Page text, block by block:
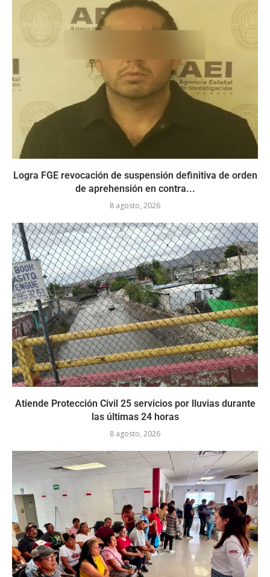
Logra FGE revocación de suspensión definitiva de orden
de aprehensión en contra...
8 agosto, 2026
Atiende Protección Civil 25 servicios por lluvias durante
las últimas 24 horas
8 agosto, 2026